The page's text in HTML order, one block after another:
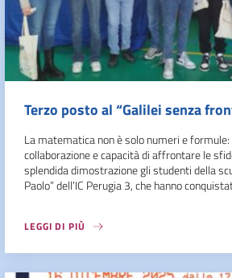
Terzo posto al “Galilei senza
La matematica non è solo numeri e
collaborazione e capacità di affrontare le
splendida dimostrazione gli studenti della
Paolo” dell’IC Perugia 3, che hanno
LEGGI DI PIÙ